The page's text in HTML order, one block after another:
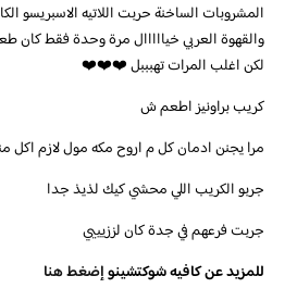
المشروبات الساخنة حربت اللاتيه الاسبريسو
والقهوة العربي خيااااال مرة وحدة فقط كان
لكن اغلب المرات تهبببل ❤️❤️❤️
كريب براونيز اطعم ش
مرا يجنن ادمان كل م اروح مكه مول لازم اكل
جربو الكريب اللي محشي كيك لذيذ جدا
جربت فرعهم في جدة كان لززيييي
للمزيد عن كافيه شوكتشينوإضغط هنا